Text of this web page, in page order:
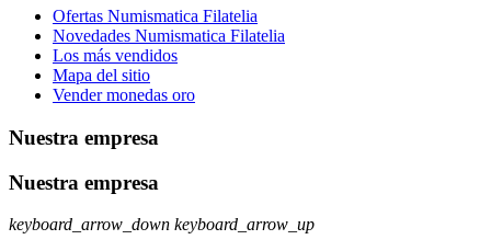
Ofertas Numismatica Filatelia
Novedades Numismatica Filatelia
Los más vendidos
Mapa del sitio
Vender monedas oro
Nuestra empresa
Nuestra empresa
keyboard_arrow_down keyboard_arrow_up